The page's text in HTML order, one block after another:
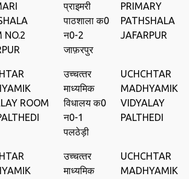
NO.2
प्राइमरी
पाठशाला क0
न0-2
जाफ़रपुर
PRIMARY
PATHSHALA
JAFARPUR
ROOM
उच्‍चत्‍तर
माध्यमिक
विधालय क0
न0-1
पलठेड़ी
UCHCHTAR
MADHYAMIK
VIDYALAY
PALTHEDI
उच्‍चत्‍तर
माध्यमिक
UCHCHTAR
MADHYAMIK